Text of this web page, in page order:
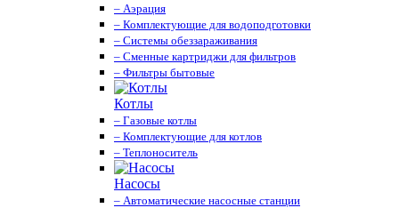
– Аэрация
– Комплектующие для водоподготовки
– Системы обеззараживания
– Сменные картриджи для фильтров
– Фильтры бытовые
Котлы
– Газовые котлы
– Комплектующие для котлов
– Теплоноситель
Насосы
– Автоматические насосные станции